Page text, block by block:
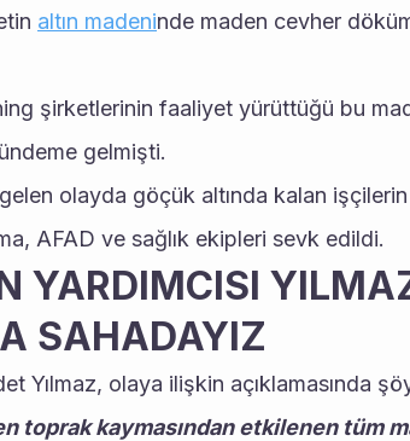
altın madeninde maden cevher
şirketlerinin faaliyet yürüttüğü bu
gelmişti.
olayda göçük altında kalan
AFAD ve sağlık ekipleri sevk edildi.
YARDIMCISI
SAHADAYIZ
Yılmaz, olaya ilişkin açıklamasında
toprak kaymasından etkilenen tüm